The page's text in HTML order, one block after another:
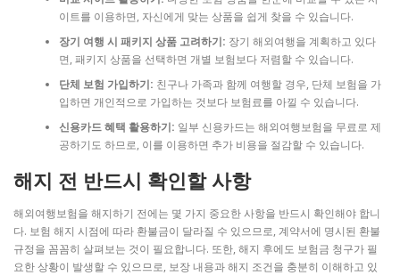
이트를 이용하면, 자신에게 맞는 상품을 쉽게 찾을 수 있습니다.
장기 여행 시 패키지 상품 고려하기: 장기 해외여행을 계획하고 있다
면, 패키지 상품을 선택하면 개별 보험보다 저렴할 수 있습니다.
단체 보험 가입하기: 친구나 가족과 함께 여행할 경우, 단체 보험을 가
입하면 개인적으로 가입하는 것보다 보험료를 아낄 수 있습니다.
신용카드 혜택 활용하기: 일부 신용카드는 해외여행보험을 무료로 제
공하기도 하므로, 이를 이용하면 추가 비용을 절감할 수 있습니다.
해지 전 반드시 확인할 사항
해외여행보험을 해지하기 전에는 몇 가지 중요한 사항을 반드시 확인해야 합니
다. 보험 해지 시점에 따라 환불금이 달라질 수 있으므로, 계약서에 명시된 환불
규정을 꼼꼼히 살펴보는 것이 필요합니다. 또한, 해지 후에도 보험금 청구가 필
요한 상황이 발생할 수 있으므로, 보장 내용과 해지 조건을 충분히 이해하고 있